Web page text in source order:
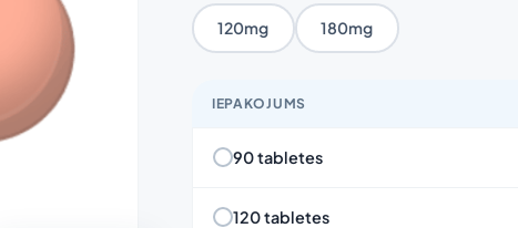
120mg 180mg
IEPAKOJUMS
90 tabletes
120 tabletes